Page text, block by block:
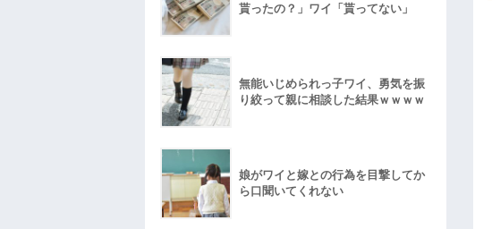
貰ったの？」ワイ「貰ってない」
無能いじめられっ子ワイ、勇気を振
り絞って親に相談した結果ｗｗｗｗ
娘がワイと嫁との行為を目撃してか
ら口聞いてくれない